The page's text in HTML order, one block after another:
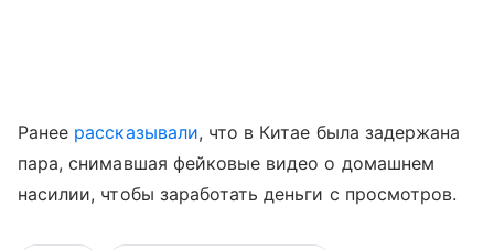
Ранее рассказывали, что в Китае была задержана
пара, снимавшая фейковые видео о домашнем
насилии, чтобы заработать деньги с просмотров.